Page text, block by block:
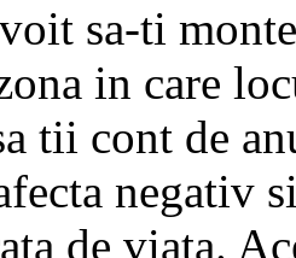
sa-ti
in care
tii cont de
negativ
de viata.